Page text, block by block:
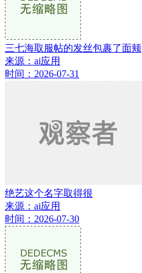
三七海取服帖的发丝包裹了面颊
来源：ai应用
时间：2026-07-31
绝艺这个名字取得很
来源：ai应用
时间：2026-07-30